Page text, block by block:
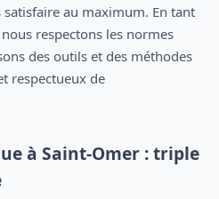
au maximum. En tant
respectons les normes
des outils et des méthodes
respectueux de
à Saint-Omer : triple